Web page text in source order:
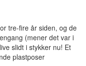
tre-fire år siden, og de
(mener det var i
slidt i stykker nu! Et
plastposer